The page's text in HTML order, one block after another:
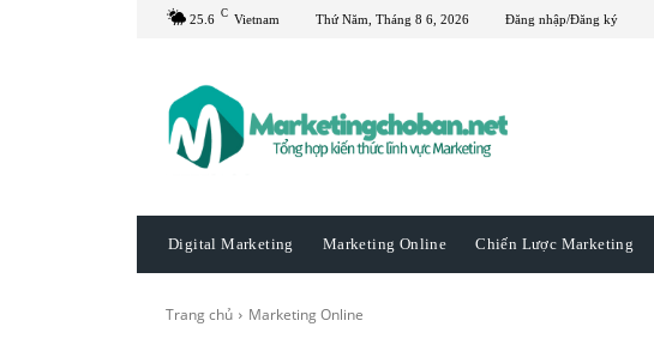
25.6 C Vietnam Thứ Năm, Tháng 8 6, 2026 Đăng nhập/Đăng ký
Digital Marketing Marketing Online Chiến Lược Marketing
Trang chủ Marketing Online